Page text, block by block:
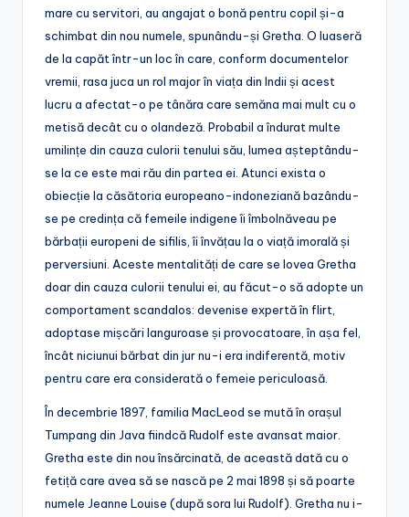
mare cu servitori, au angajat o bonă pentru copil și-a
schimbat din nou numele, spunându-și Gretha. O luaseră
de la capăt într-un loc în care, conform documentelor
vremii, rasa juca un rol major în viața din Indii și acest
lucru a afectat-o pe tânăra care semăna mai mult cu o
metisă decât cu o olandeză. Probabil a îndurat multe
umilințe din cauza culorii tenului său, lumea așteptându-
se la ce este mai rău din partea ei. Atunci exista o
obiecție la căsătoria europeano-indoneziană bazându-
se pe credința că femeile indigene îi îmbolnăveau pe
bărbații europeni de sifilis, îi învățau la o viață imorală și
perversiuni. Aceste mentalități de care se lovea Gretha
doar din cauza culorii tenului ei, au făcut-o să adopte un
comportament scandalos: devenise expertă în flirt,
adoptase mișcări languroase și provocatoare, în așa fel,
încât niciunui bărbat din jur nu-i era indiferentă, motiv
pentru care era considerată o femeie periculoasă.
În decembrie 1897, familia MacLeod se mută în orașul
Tumpang din Java fiindcă Rudolf este avansat maior.
Gretha este din nou însărcinată, de această dată cu o
fetiță care avea să se nască pe 2 mai 1898 și să poarte
numele Jeanne Louise (după sora lui Rudolf). Gretha nu i-